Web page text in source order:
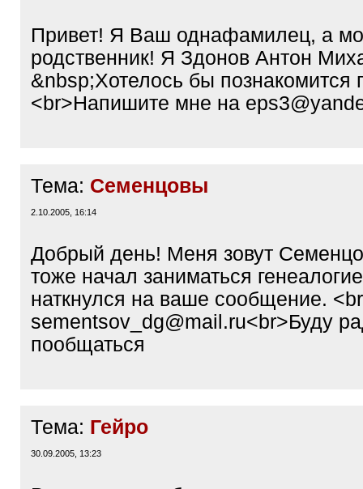
Привет! Я Ваш однафамилец, а
родственник! Я Здонов Антон
&nbsp;Хотелось бы познакомится
<br>Напишите мне на
Тема: Семенцовы
2.10.2005, 16:14
Добрый день! Меня зовут
тоже начал заниматься
наткнулся на ваше сообщение.
sementsov_dg@mail.ru<br>Буду
пообщаться
Тема: Гейро
30.09.2005, 13:23